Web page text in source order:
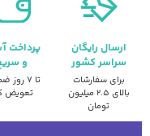
ارسال رایگان
سراسر کشور
برای سفارشات
بالای ۲.۵ میلیون
تومان
پرداخت
و
تا ۷
تعویض